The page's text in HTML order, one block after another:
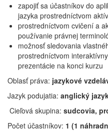
zapojiť sa účastníkov do
jazyka prostredníctvom
prostredníctvom cvičení a
používanie právnej
možnosť sledovania
prostredníctvom
prezentácie na konci kurzu
Oblasť práva: jazykové
Jazyk podujatia: anglický
Cieľová skupina: sudcovia,
Počet účastníkov: 1 (1